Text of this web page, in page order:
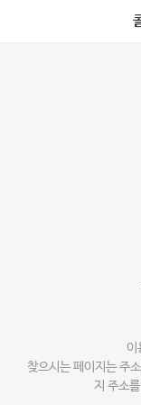
이
찾으시는 페이지는 주
지 주소